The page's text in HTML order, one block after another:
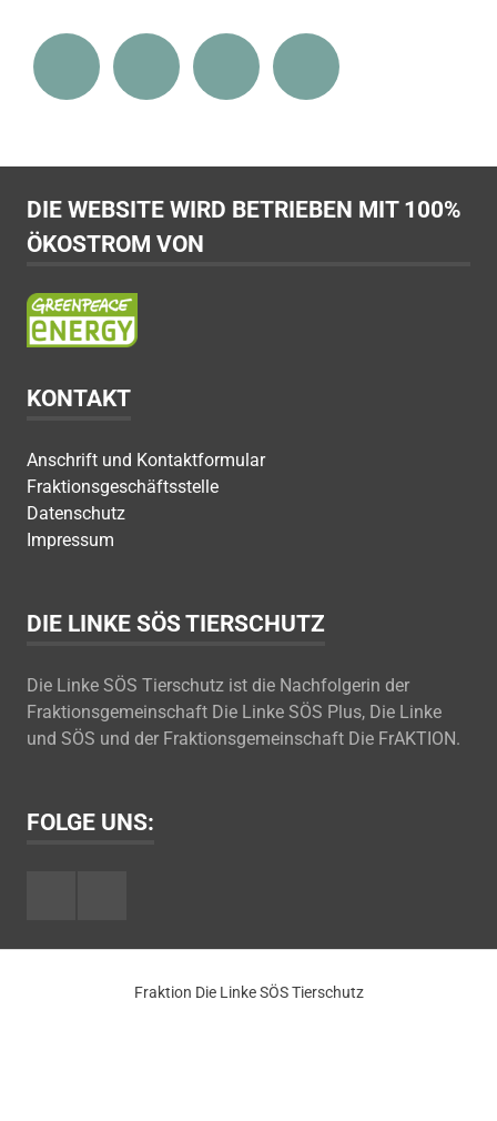
DIE WEBSITE WIRD BETRIEBEN MIT 100%
ÖKOSTROM VON
KONTAKT
Anschrift und Kontaktformular
Fraktionsgeschäftsstelle
Datenschutz
Impressum
DIE LINKE SÖS TIERSCHUTZ
Die Linke SÖS Tierschutz ist die Nachfolgerin der
Fraktionsgemeinschaft Die Linke SÖS Plus, Die Linke
und SÖS und der Fraktionsgemeinschaft Die FrAKTION.
FOLGE UNS:
Fraktion Die Linke SÖS Tierschutz